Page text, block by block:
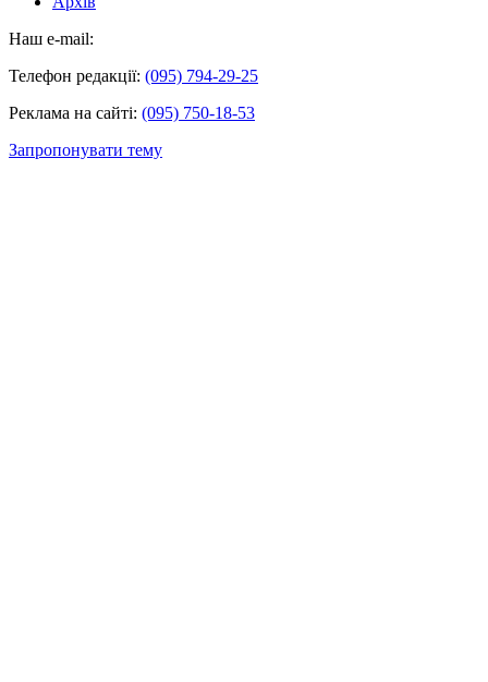
Наш e-mail:
Телефон редакції: (095) 794-29-25
Реклама на сайті: (095) 750-18-53
Запропонувати тему